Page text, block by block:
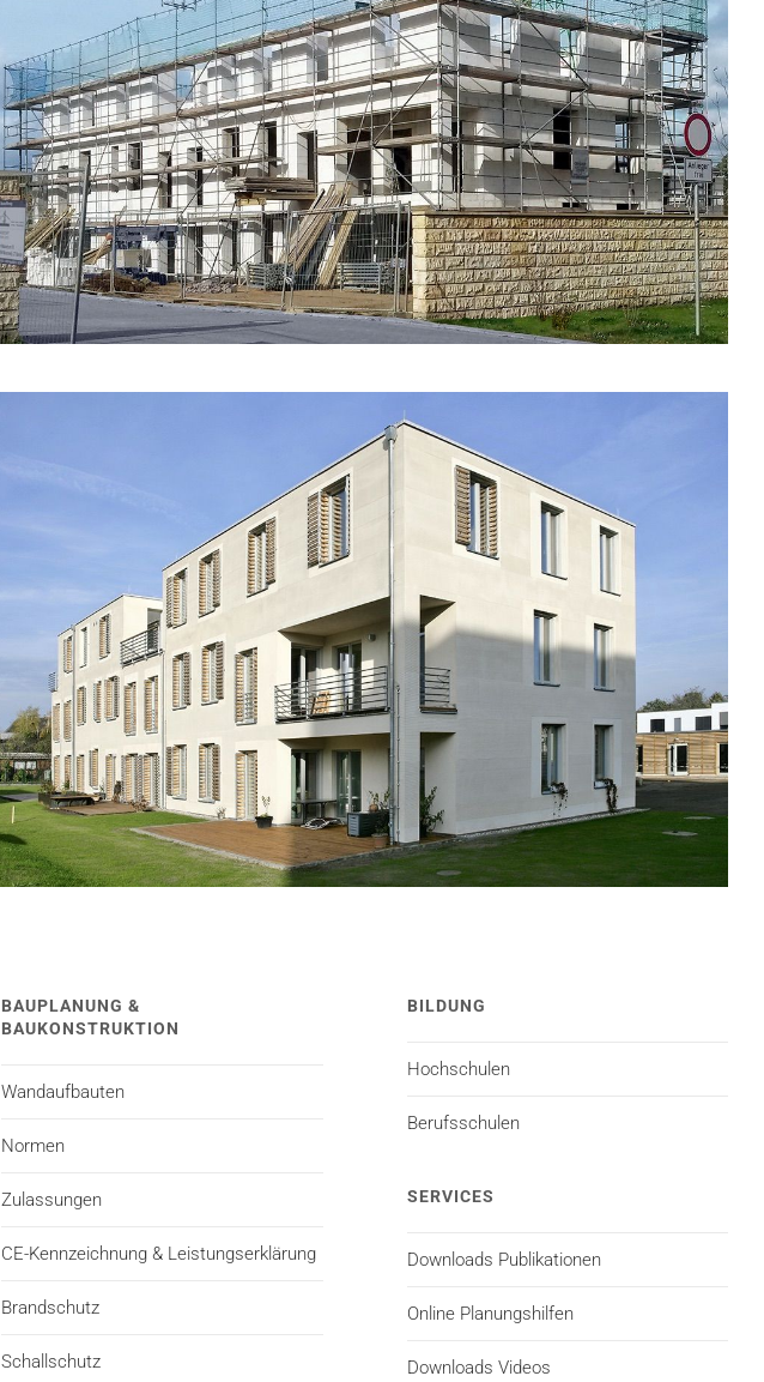
BAUPLANUNG &
BAUKONSTRUKTION
Wandaufbauten
Normen
Zulassungen
CE-Kennzeichnung & Leistungserklärung
Brandschutz
Schallschutz
BILDUNG
Hochschulen
Berufsschulen
SERVICES
Downloads Publikationen
Online Planungshilfen
Downloads Videos